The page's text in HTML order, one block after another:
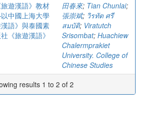
遊漢語》教材
中國上海大學
語》與泰國素
《旅遊漢語》
田春來; Tian Chunlai;
張崇斌; วิรทัต ศรี
สมบัติ; Viratutch
Srisombat; Huachiew
Chalermprakiet
University. College of
Chinese Studies
results 1 to 2 of 2